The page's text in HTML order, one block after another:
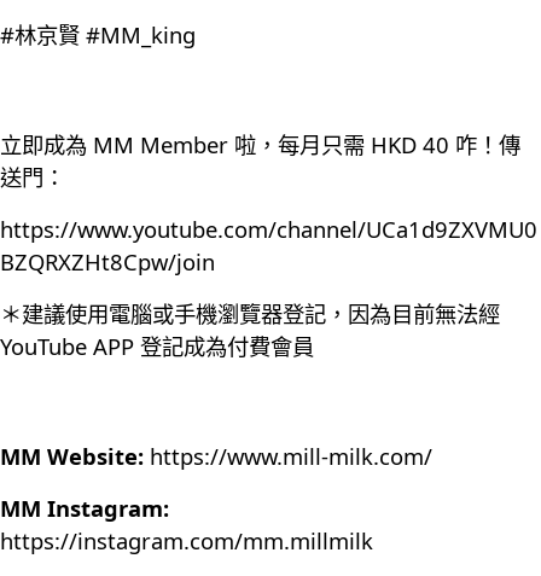
#林京賢 #MM_king
立即成為 MM Member 啦，每月只需 HKD 40 咋！傳
送門：
https://www.youtube.com/channel/UCa1d9ZXVMU0
BZQRXZHt8Cpw/join
＊建議使用電腦或手機瀏覽器登記，因為目前無法經
YouTube APP 登記成為付費會員
MM Website: https://www.mill-milk.com/
MM Instagram:
https://instagram.com/mm.millmilk